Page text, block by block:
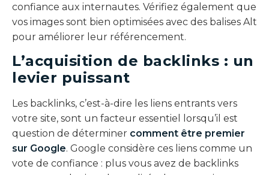
confiance aux internautes. Vérifiez également que
vos images sont bien optimisées avec des balises Alt
pour améliorer leur référencement.
L’acquisition de backlinks : un
levier puissant
Les backlinks, c’est-à-dire les liens entrants vers
votre site, sont un facteur essentiel lorsqu’il est
question de déterminer comment être premier
sur Google. Google considère ces liens comme un
vote de confiance : plus vous avez de backlinks